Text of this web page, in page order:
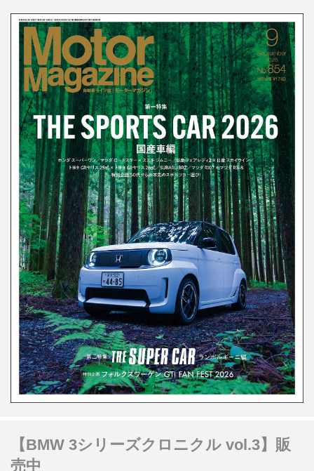
【BMW 3シリーズクロニクル vol.3】販
売中